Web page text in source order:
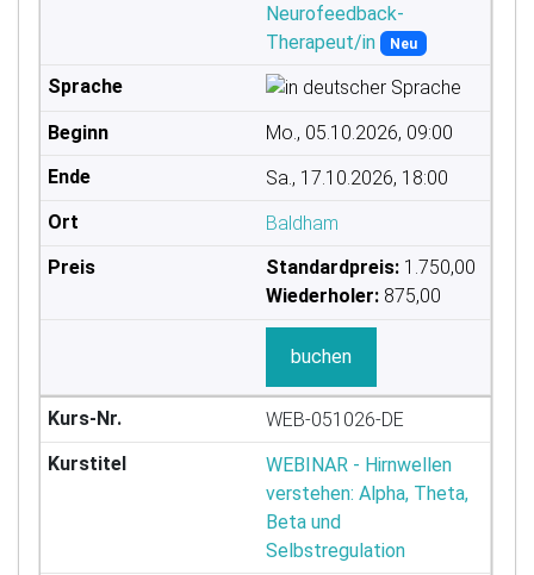
Neurofeedback-
Therapeut/in
Neu
Mo., 05.10.2026, 09:00
Sa., 17.10.2026, 18:00
Baldham
Standardpreis: 1.750,00
Wiederholer: 875,00
buchen
WEB-051026-DE
WEBINAR - Hirnwellen
verstehen: Alpha, Theta,
Beta und
Selbstregulation